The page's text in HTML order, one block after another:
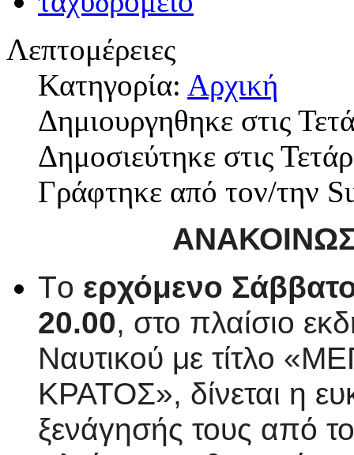
Λεπτομέρειες
Κατηγορία: Αρχική
Δημιουργηθηκε στις
Δημοσιεύτηκε στις
Γράφτηκε από τον/την
Tο ερχόμενο
20.00, στο πλαίσιο
Ναυτικού με τίτλο
ΚΡΑΤΟΣ», δίνεται η
ξενάγησής τους από